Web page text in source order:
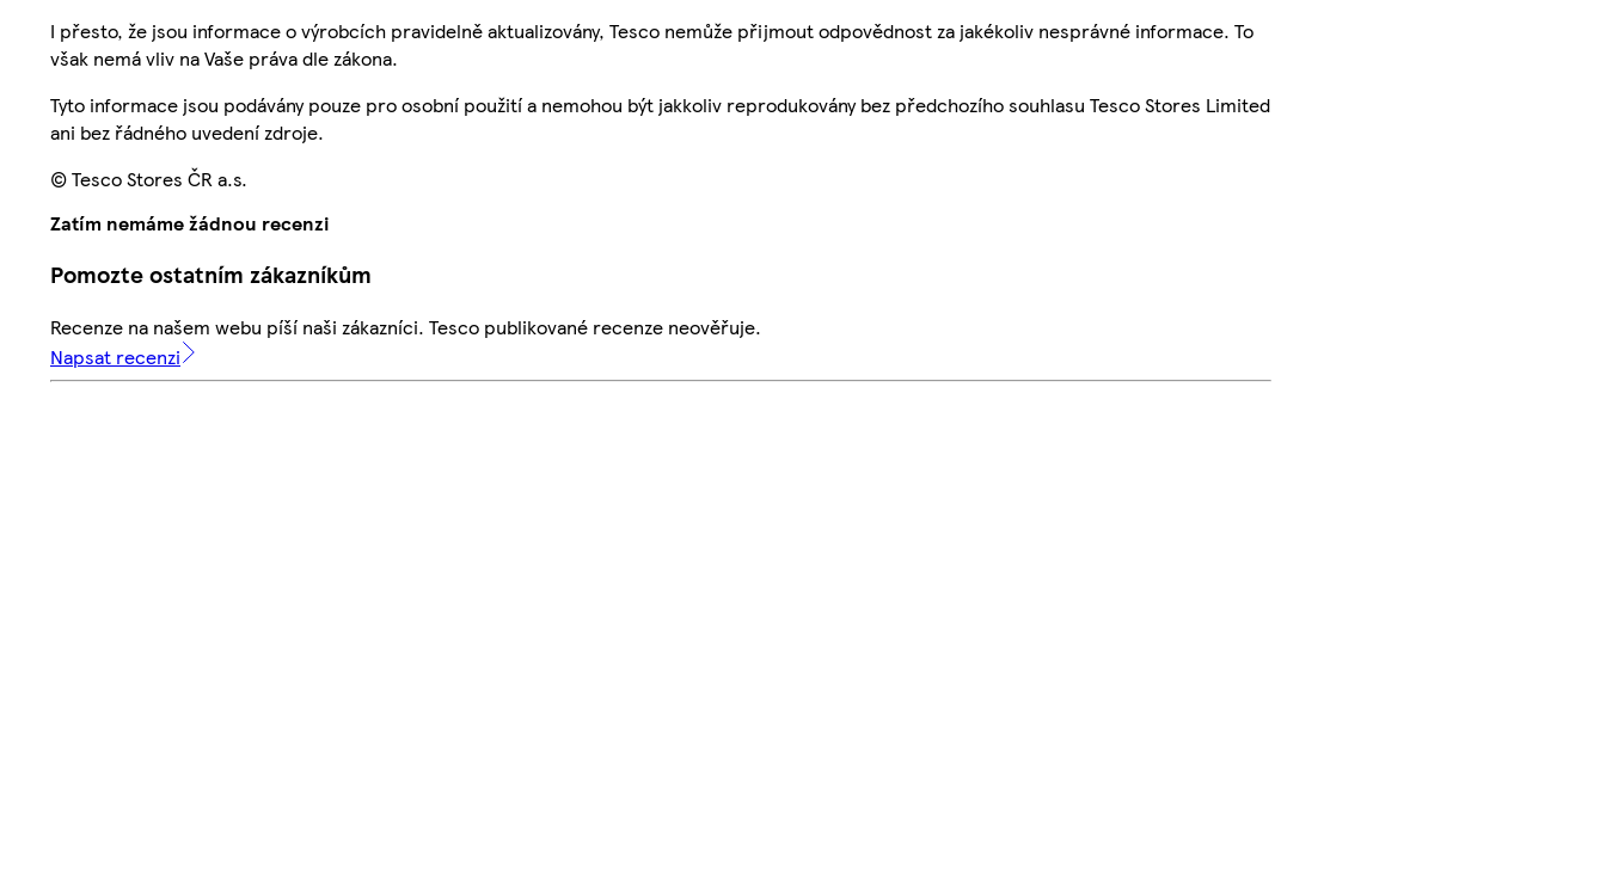
I přesto, že jsou informace o výrobcích pravidelně aktualizovány, Tesco nemůže přijmout odpovědnost za jakékoliv nesprávné informace. To
však nemá vliv na Vaše práva dle zákona.
Tyto informace jsou podávány pouze pro osobní použití a nemohou být jakkoliv reprodukovány bez předchozího souhlasu Tesco Stores Limited
ani bez řádného uvedení zdroje.
© Tesco Stores ČR a.s.
Zatím nemáme žádnou recenzi
Pomozte ostatním zákazníkům
Recenze na našem webu píší naši zákazníci. Tesco publikované recenze neověřuje.
Napsat recenzi